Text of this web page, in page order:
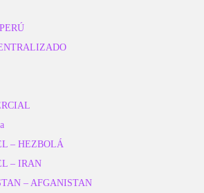
– HEZBOLÁ
– IRAN
– AFGANISTAN